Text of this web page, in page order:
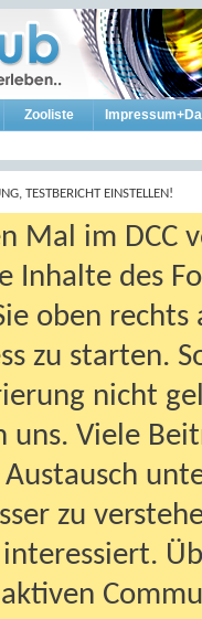
Zooliste
TESTBERICHT EINSTELLEN!
Mal im DCC
Inhalte des
oben
zu starten.
nicht
uns. Viele
zu